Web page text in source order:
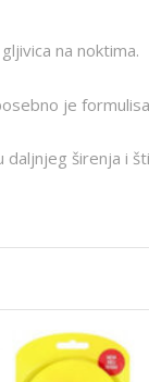
na noktima.
je
daljnjeg širenja i